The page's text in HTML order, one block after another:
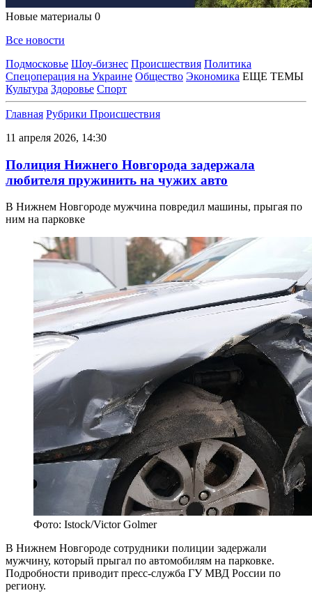
Новые материалы 0
Все новости
Подмосковье Шоу-бизнес Происшествия Политика
Спецоперация на Украине Общество Экономика ЕЩЕ ТЕМЫ
Культура Здоровье Спорт
Главная Рубрики Происшествия
11 апреля 2026, 14:30
Полиция Нижнего Новгорода задержала
любителя пружинить на чужих авто
В Нижнем Новгороде мужчина повредил машины, прыгая по
ним на парковке
Фото: Istock/Victor Golmer
В Нижнем Новгороде сотрудники полиции задержали
мужчину, который прыгал по автомобилям на парковке.
Подробности приводит пресс-служба ГУ МВД России по
региону.